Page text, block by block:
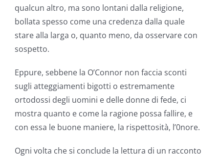
qualcun altro, ma sono lontani dalla religione,
bollata spesso come una credenza dalla quale
stare alla larga o, quanto meno, da osservare con
sospetto.
Eppure, sebbene la O’Connor non faccia sconti
sugli atteggiamenti bigotti o estremamente
ortodossi degli uomini e delle donne di fede, ci
mostra quanto e come la ragione possa fallire, e
con essa le buone maniere, la rispettosità, l’0nore.
Ogni volta che si conclude la lettura di un racconto